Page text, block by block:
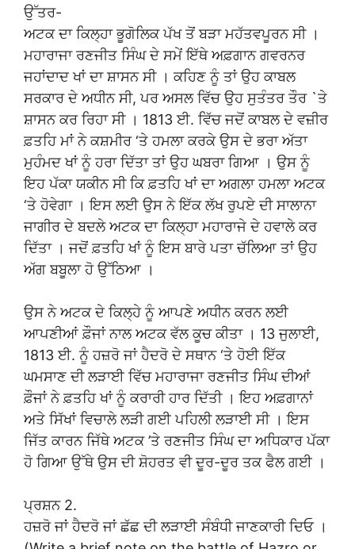
ਉੱਤਰ-
ਅਟਕ ਦਾ ਕਿਲ੍ਹਾ ਭੂਗੋਲਿਕ ਪੱਖ ਤੋਂ ਬੜਾ ਮਹੱਤਵਪੂਰਨ ਸੀ ।
ਮਹਾਰਾਜਾ ਰਣਜੀਤ ਸਿੰਘ ਦੇ ਸਮੇਂ ਇੱਥੇ ਅਫ਼ਗਾਨ ਗਵਰਨਰ
ਜਹਾਂਦਾਦ ਖਾਂ ਦਾ ਸ਼ਾਸਨ ਸੀ । ਕਹਿਣ ਨੂੰ ਤਾਂ ਉਹ ਕਾਬਲ
ਸਰਕਾਰ ਦੇ ਅਧੀਨ ਸੀ, ਪਰ ਅਸਲ ਵਿੱਚ ਉਹ ਸੁਤੰਤਰ ਤੌਰ `ਤੇ
ਸ਼ਾਸਨ ਕਰ ਰਿਹਾ ਸੀ । 1813 ਈ. ਵਿੱਚ ਜਦੋਂ ਕਾਬਲ ਦੇ ਵਜ਼ੀਰ
ਫ਼ਤਹਿ ਮਾਂ ਨੇ ਕਸ਼ਮੀਰ ‘ਤੇ ਹਮਲਾ ਕਰਕੇ ਉਸ ਦੇ ਭਰਾ ਅੱਤਾ
ਮੁਹੰਮਦ ਖਾਂ ਨੂੰ ਹਰਾ ਦਿੱਤਾ ਤਾਂ ਉਹ ਘਬਰਾ ਗਿਆ । ਉਸ ਨੂੰ
ਇਹ ਪੱਕਾ ਯਕੀਨ ਸੀ ਕਿ ਫ਼ਤਹਿ ਖਾਂ ਦਾ ਅਗਲਾ ਹਮਲਾ ਅਟਕ
‘ਤੇ ਹੋਵੇਗਾ । ਇਸ ਲਈ ਉਸ ਨੇ ਇੱਕ ਲੱਖ ਰੁਪਏ ਦੀ ਸਾਲਾਨਾ
ਜਾਗੀਰ ਦੇ ਬਦਲੇ ਅਟਕ ਦਾ ਕਿਲ੍ਹਾ ਮਹਾਰਾਜੇ ਦੇ ਹਵਾਲੇ ਕਰ
ਦਿੱਤਾ । ਜਦੋਂ ਫ਼ਤਹਿ ਖਾਂ ਨੂੰ ਇਸ ਬਾਰੇ ਪਤਾ ਚੱਲਿਆ ਤਾਂ ਉਹ
ਅੱਗ ਬਬੂਲਾ ਹੋ ਉੱਠਿਆ ।
ਉਸ ਨੇ ਅਟਕ ਦੇ ਕਿਲ੍ਹੇ ਨੂੰ ਆਪਣੇ ਅਧੀਨ ਕਰਨ ਲਈ
ਆਪਣੀਆਂ ਫ਼ੌਜਾਂ ਨਾਲ ਅਟਕ ਵੱਲ ਕੂਚ ਕੀਤਾ । 13 ਜੁਲਾਈ,
1813 ਈ. ਨੂੰ ਹਜ਼ਰੋ ਜਾਂ ਹੈਦਰੋ ਦੇ ਸਥਾਨ ‘ਤੇ ਹੋਈ ਇੱਕ
ਘਮਸਾਣ ਦੀ ਲੜਾਈ ਵਿੱਚ ਮਹਾਰਾਜਾ ਰਣਜੀਤ ਸਿੰਘ ਦੀਆਂ
ਫ਼ੌਜਾਂ ਨੇ ਫ਼ਤਹਿ ਖਾਂ ਨੂੰ ਕਰਾਰੀ ਹਾਰ ਦਿੱਤੀ । ਇਹ ਅਫ਼ਗਾਨਾਂ
ਅਤੇ ਸਿੱਖਾਂ ਵਿਚਾਲੇ ਲੜੀ ਗਈ ਪਹਿਲੀ ਲੜਾਈ ਸੀ । ਇਸ
ਜਿੱਤ ਕਾਰਨ ਜਿੱਥੇ ਅਟਕ ’ਤੇ ਰਣਜੀਤ ਸਿੰਘ ਦਾ ਅਧਿਕਾਰ ਪੱਕਾ
ਹੋ ਗਿਆ ਉੱਥੇ ਉਸ ਦੀ ਸ਼ੋਹਰਤ ਵੀ ਦੂਰ-ਦੂਰ ਤਕ ਫੈਲ ਗਈ ।
ਪ੍ਰਸ਼ਨ 2.
ਹਜ਼ਰੋ ਜਾਂ ਹੈਦਰੋ ਜਾਂ ਛੱਛ ਦੀ ਲੜਾਈ ਸੰਬੰਧੀ ਜਾਣਕਾਰੀ ਦਿਓ ।